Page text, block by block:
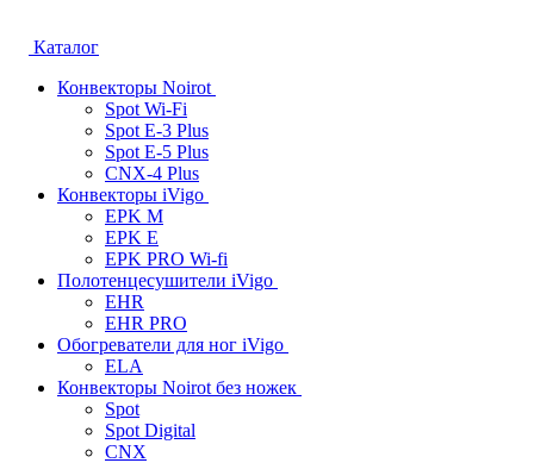
Каталог
Конвекторы Noirot
Spot Wi-Fi
Spot E-3 Plus
Spot E-5 Plus
CNX-4 Plus
Конвекторы iVigo
EPK M
EPK E
EPK PRO Wi-fi
Полотенцесушители iVigo
EHR
EHR PRO
Обогреватели для ног iVigo
ELA
Конвекторы Noirot без ножек
Spot
Spot Digital
CNX